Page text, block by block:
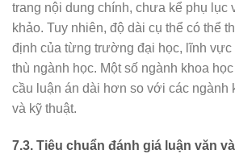
trang nội dung chính, chưa kể phụ lục
khảo. Tuy nhiên, độ dài cụ thể có thể
định của từng trường đại học, lĩnh
thù ngành học. Một số ngành khoa
cầu luận án dài hơn so với các ngành
và kỹ thuật.
7.3. Tiêu chuẩn đánh giá luận văn